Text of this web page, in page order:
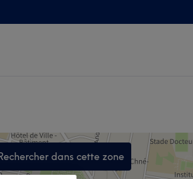
dans cette zone